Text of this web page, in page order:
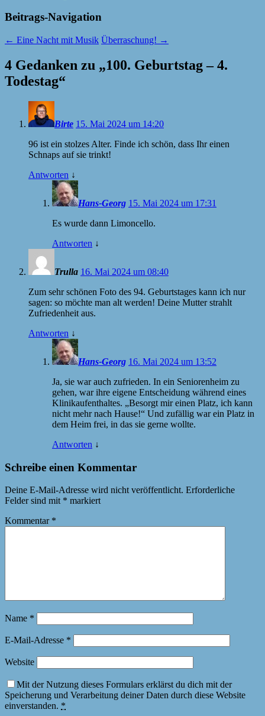
Beitrags-Navigation
← Eine Nacht mit Musik Überraschung! →
4 Gedanken zu „100. Geburtstag – 4.
Todestag“
Birte 15. Mai 2024 um 14:20
96 ist ein stolzes Alter. Finde ich schön, dass Ihr einen
Schnaps auf sie trinkt!
Antworten ↓
Hans-Georg 15. Mai 2024 um 17:31
Es wurde dann Limoncello.
Antworten ↓
Trulla 16. Mai 2024 um 08:40
Zum sehr schönen Foto des 94. Geburtstages kann ich nur
sagen: so möchte man alt werden! Deine Mutter strahlt
Zufriedenheit aus.
Antworten ↓
Hans-Georg 16. Mai 2024 um 13:52
Ja, sie war auch zufrieden. In ein Seniorenheim zu
gehen, war ihre eigene Entscheidung während eines
Klinikaufenthaltes. „Besorgt mir einen Platz, ich kann
nicht mehr nach Hause!“ Und zufällig war ein Platz in
dem Heim frei, in das sie gerne wollte.
Antworten ↓
Schreibe einen Kommentar
Deine E-Mail-Adresse wird nicht veröffentlicht. Erforderliche
Felder sind mit * markiert
Kommentar *
Name *
E-Mail-Adresse *
Website
Mit der Nutzung dieses Formulars erklärst du dich mit der
Speicherung und Verarbeitung deiner Daten durch diese Website
einverstanden. *